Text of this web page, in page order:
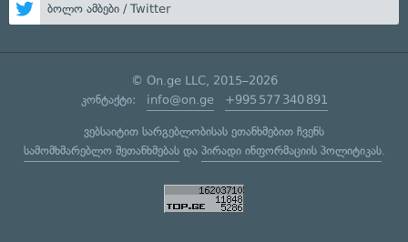
ბოლო ამბები / Twitter
© On.ge LLC, 2015–2026
კონტაქტი: info@on.ge +995 577 340 891
ვებსაიტით სარგებლობისას ეთანხმებით ჩვენს
სამომხმარებლო შეთანხმებასდა პირადი ინფორმაციის პოლიტიკას.